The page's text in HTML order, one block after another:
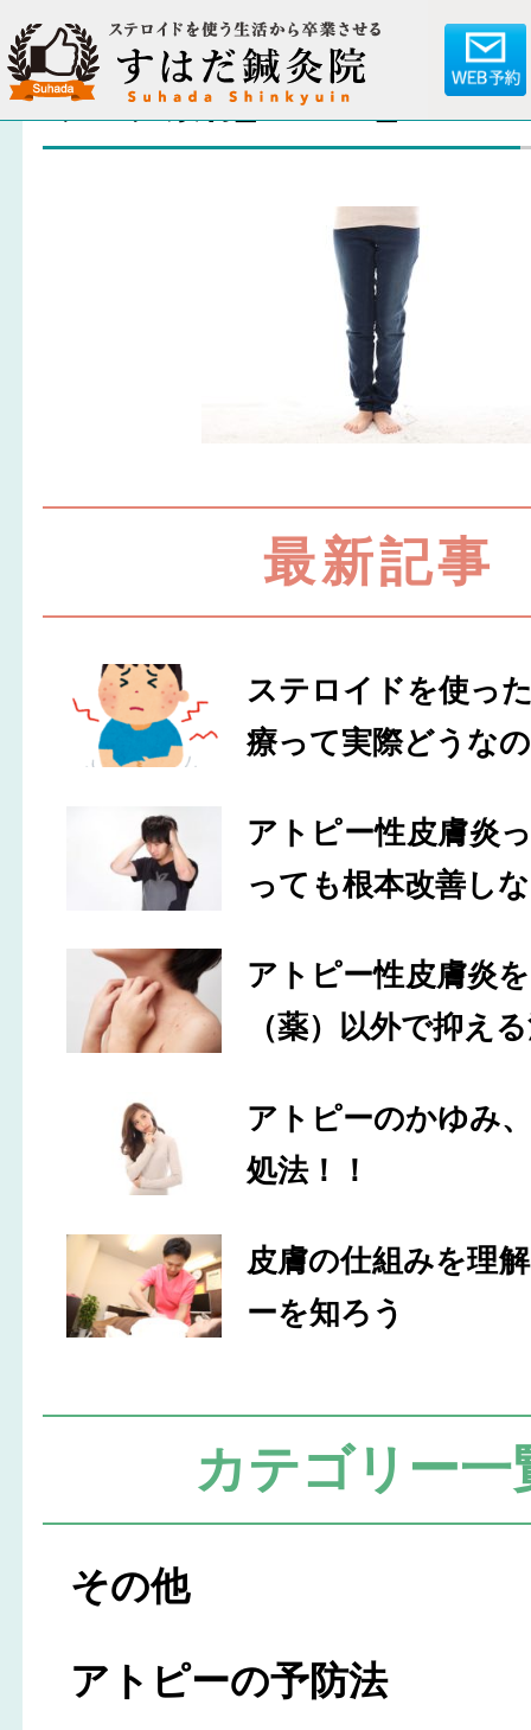
ブログ素材_180207_0069
最新記事
ステロイドを使っ
療って実際どうな
アトピー性皮膚炎
っても根本改善し
アトピー性皮膚炎
（薬）以外で抑え
アトピーのかゆみ
処法！！
皮膚の仕組みを理
ーを知ろう
カテゴリー一
その他
アトピーの予防法